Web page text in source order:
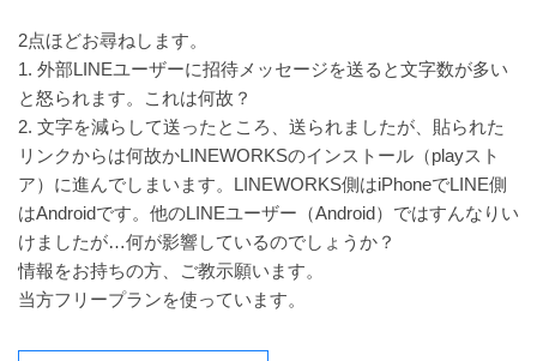
2点ほどお尋ねします。
1. 外部LINEユーザーに招待メッセージを送ると文字数が多い
と怒られます。これは何故？
2. 文字を減らして送ったところ、送られましたが、貼られた
リンクからは何故かLINEWORKSのインストール（playスト
ア）に進んでしまいます。LINEWORKS側はiPhoneでLINE側
はAndroidです。他のLINEユーザー（Android）ではすんなりい
けましたが…何が影響しているのでしょうか？
情報をお持ちの方、ご教示願います。
当方フリープランを使っています。